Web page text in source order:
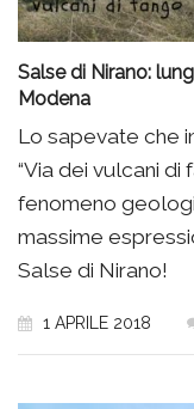
Salse di Nirano:
Modena
Lo sapevate che
“Via dei vulcani di
fenomeno
massime
Salse di Nirano!
1 APRILE 2018